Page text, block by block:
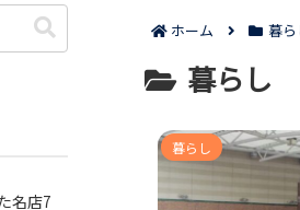
ホーム 暮ら
暮らし
暮らし
名店7